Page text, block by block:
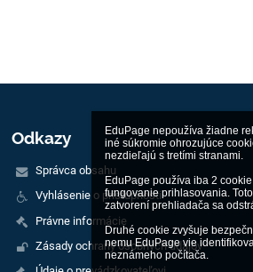
EduPage nepoužíva žiadne
iné súkromie ohrozujúce
nezdieľajú s tretími stranami.
EduPage používa iba 2
fungovanie prihlasovania.
zatvorení prehliadača sa
Druhé cookie zvyšuje
nemu EduPage vie
neznámeho počítača.
Odkazy
Správca obsahu
Vyhlásenie o prístupnosti
Právne informácie
Zásady ochrany osobných údajov